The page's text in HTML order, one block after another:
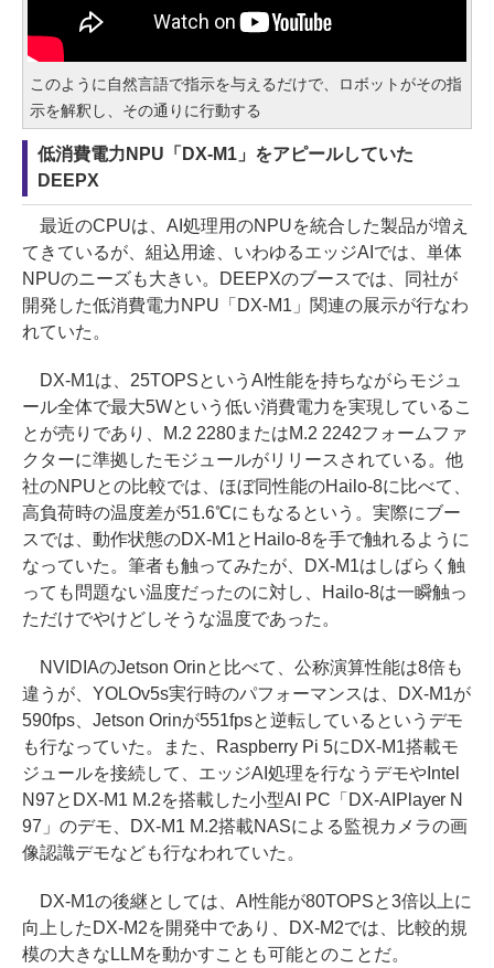
このように自然言語で指示を与えるだけで、ロボットがその指
示を解釈し、その通りに行動する
低消費電力NPU「DX-M1」をアピールしていた
DEEPX
最近のCPUは、AI処理用のNPUを統合した製品が増え
てきているが、組込用途、いわゆるエッジAIでは、単体
NPUのニーズも大きい。DEEPXのブースでは、同社が
開発した低消費電力NPU「DX-M1」関連の展示が行なわ
れていた。
DX-M1は、25TOPSというAI性能を持ちながらモジュ
ール全体で最大5Wという低い消費電力を実現しているこ
とが売りであり、M.2 2280またはM.2 2242フォームファ
クターに準拠したモジュールがリリースされている。他
社のNPUとの比較では、ほぼ同性能のHailo-8に比べて、
高負荷時の温度差が51.6℃にもなるという。実際にブー
スでは、動作状態のDX-M1とHailo-8を手で触れるように
なっていた。筆者も触ってみたが、DX-M1はしばらく触
っても問題ない温度だったのに対し、Hailo-8は一瞬触っ
ただけでやけどしそうな温度であった。
NVIDIAのJetson Orinと比べて、公称演算性能は8倍も
違うが、YOLOv5s実行時のパフォーマンスは、DX-M1が
590fps、Jetson Orinが551fpsと逆転しているというデモ
も行なっていた。また、Raspberry Pi 5にDX-M1搭載モ
ジュールを接続して、エッジAI処理を行なうデモやIntel
N97とDX-M1 M.2を搭載した小型AI PC「DX-AIPlayer N
97」のデモ、DX-M1 M.2搭載NASによる監視カメラの画
像認識デモなども行なわれていた。
DX-M1の後継としては、AI性能が80TOPSと3倍以上に
向上したDX-M2を開発中であり、DX-M2では、比較的規
模の大きなLLMを動かすことも可能とのことだ。